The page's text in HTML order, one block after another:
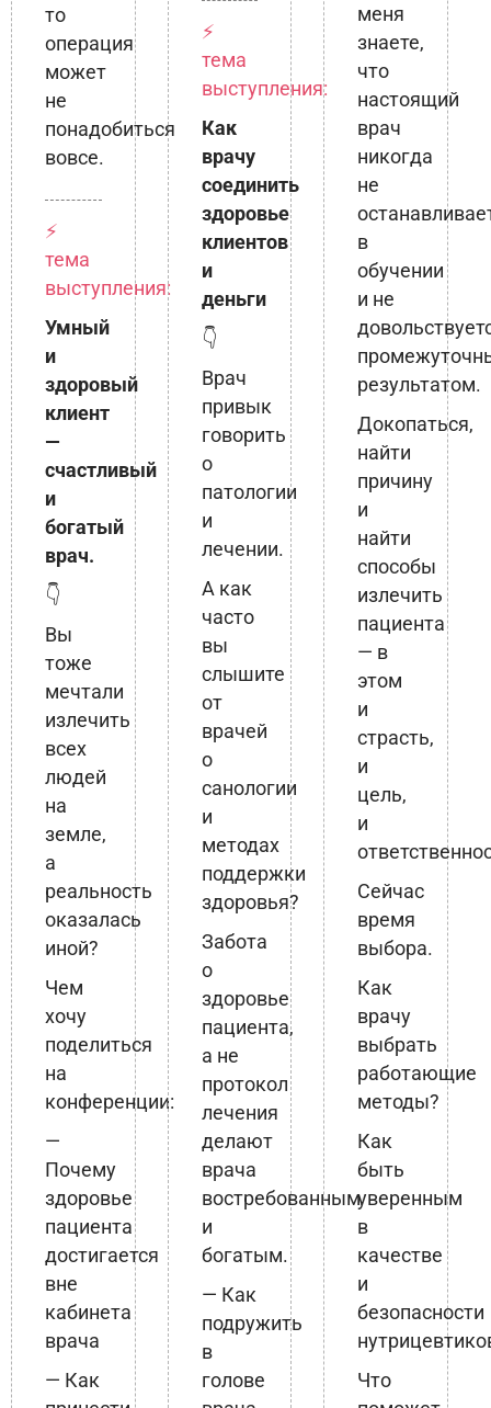
то
операция
может
не
понадобиться
вовсе.
⚡
тема
выступления:
Умный
и
здоровый
клиент
—
счастливый
и
богатый
врач.
👇
Вы
тоже
мечтали
излечить
всех
людей
на
земле,
а
реальность
оказалась
иной?
Чем
хочу
поделиться
на
конференции:
—
Почему
здоровье
пациента
достигается
вне
кабинета
врача
— Как
⚡
тема
выступления:
Как
врачу
соединить
здоровье
клиентов
и
деньги
👇
Врач
привык
говорить
о
патологии
и
лечении.
А как
часто
вы
слышите
от
врачей
о
санологии
и
методах
поддержки
здоровья?
Забота
о
здоровье
пациента,
а не
протокол
лечения
делают
врача
востребованным
и
богатым.
— Как
подружить
в
голове
меня
знаете,
что
настоящий
врач
никогда
не
в
обучении
и не
результатом.
Докопаться,
найти
причину
и
найти
способы
излечить
пациента
— в
этом
и
страсть,
и
цель,
и
Сейчас
время
выбора.
Как
врачу
выбрать
работающие
методы?
Как
быть
уверенным
в
качестве
и
безопасности
Что